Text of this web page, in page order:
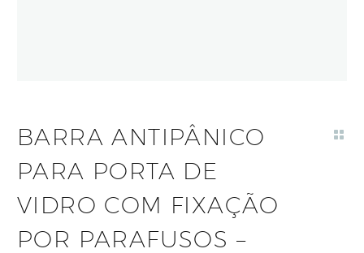
BARRA ANTIPÂNICO
PARA PORTA DE
VIDRO COM FIXAÇÃO
POR PARAFUSOS –